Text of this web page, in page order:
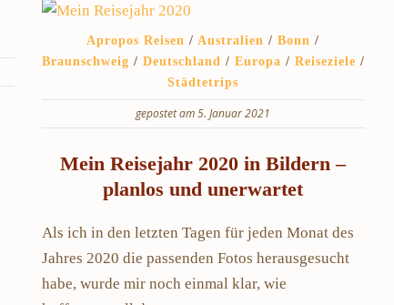
Apropos Reisen /Australien /Bonn /
Braunschweig / Deutschland / Europa / Reiseziele /
Städtetrips
gepostet am 5. Januar 2021
Mein Reisejahr 2020 in Bildern –
planlos und unerwartet
Als ich in den letzten Tagen für jeden Monat des
Jahres 2020 die passenden Fotos herausgesucht
habe, wurde mir noch einmal klar, wie